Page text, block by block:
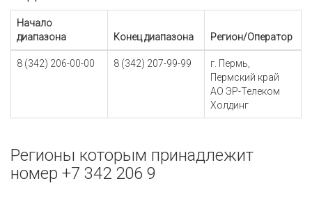
Начало
диапазона
Конец диапазона Регион/Оператор
8 (342) 206-00-00 8 (342) 207-99-99
г. Пермь,
Пермский край
АО ЭР-Телеком
Холдинг
Регионы которым принадлежит
номер +7 342 206 9